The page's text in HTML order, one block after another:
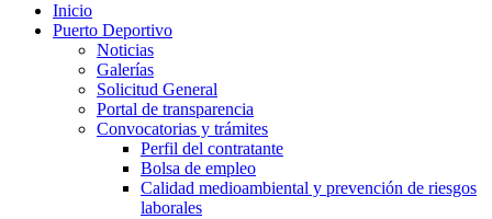
Inicio
Puerto Deportivo
Noticias
Galerías
Solicitud General
Portal de transparencia
Convocatorias y trámites
Perfil del contratante
Bolsa de empleo
Calidad medioambiental y prevención de riesgos
laborales